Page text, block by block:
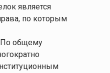
является
по которым
По общему